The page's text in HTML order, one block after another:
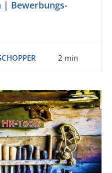
| Bewerbungs-
2 min